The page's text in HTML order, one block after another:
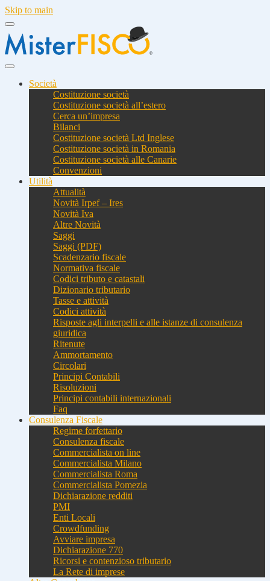
Skip to main
Società
Costituzione società
Costituzione società all’estero
Cerca un’impresa
Bilanci
Costituzione società Ltd Inglese
Costituzione società in Romania
Costituzione società alle Canarie
Convenzioni
Utilità
Attualità
Novità Irpef – Ires
Novità Iva
Altre Novità
Saggi
Saggi (PDF)
Scadenzario fiscale
Normativa fiscale
Codici tributo e catastali
Dizionario tributario
Tasse e attività
Codici attività
Risposte agli interpelli e alle istanze di consulenza
giuridica
Ritenute
Ammortamento
Circolari
Principi Contabili
Risoluzioni
Principi contabili internazionali
Faq
Consulenza Fiscale
Regime forfettario
Consulenza fiscale
Commercialista on line
Commercialista Milano
Commercialista Roma
Commercialista Pomezia
Dichiarazione redditi
PMI
Enti Locali
Crowdfunding
Avviare impresa
Dichiarazione 770
Ricorsi e contenzioso tributario
La Rete di imprese